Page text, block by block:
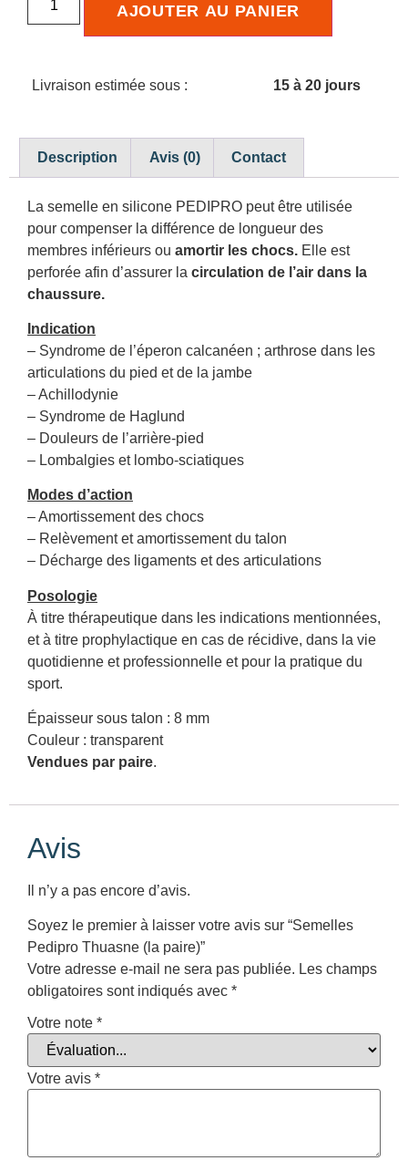
AJOUTER AU PANIER
Livraison estimée sous : 15 à 20 jours
Description Avis (0) Contact
La semelle en silicone PEDIPRO peut être utilisée
pour compenser la différence de longueur des
membres inférieurs ou amortir les chocs. Elle est
perforée afin d’assurer la circulation de l’air dans la
chaussure.
Indication
– Syndrome de l’éperon calcanéen ; arthrose dans les
articulations du pied et de la jambe
– Achillodynie
– Syndrome de Haglund
– Douleurs de l’arrière-pied
– Lombalgies et lombo-sciatiques
Modes d’action
– Amortissement des chocs
– Relèvement et amortissement du talon
– Décharge des ligaments et des articulations
Posologie
À titre thérapeutique dans les indications mentionnées,
et à titre prophylactique en cas de récidive, dans la vie
quotidienne et professionnelle et pour la pratique du
sport.
Épaisseur sous talon : 8 mm
Couleur : transparent
Vendues par paire.
Avis
Il n’y a pas encore d’avis.
Soyez le premier à laisser votre avis sur “Semelles
Pedipro Thuasne (la paire)”
Votre adresse e-mail ne sera pas publiée. Les champs
obligatoires sont indiqués avec *
Votre note *
Votre avis *